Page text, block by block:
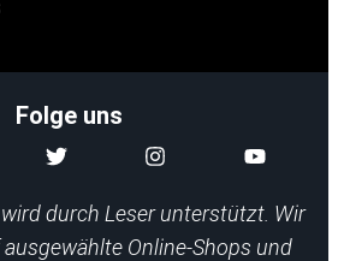
Folge uns
durch Leser unterstützt. Wir
Online-Shops und